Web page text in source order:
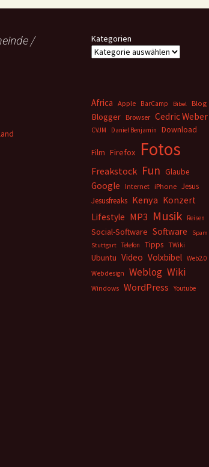
/
Kategorien
Africa Apple BarCamp Bibel Blog
Blogger Browser Cedric Weber
CVJM Daniel Benjamin Download
Film Firefox Fotos
Freakstock Fun Glaube
Google Internet iPhone Jesus
Jesusfreaks Kenya Konzert
Lifestyle MP3 Musik Reisen
Social-Software Software
Spam
Stuttgart
Telefon Tipps TWiki
Ubuntu Video Volxbibel Web2.0
Webdesign
Weblog Wiki
Windows WordPress Youtube